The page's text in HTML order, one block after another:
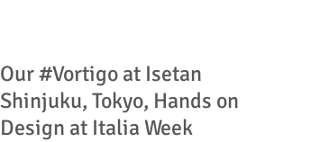
Our #Vortigo at Isetan
Shinjuku, Tokyo, Hands on
Design at Italia Week